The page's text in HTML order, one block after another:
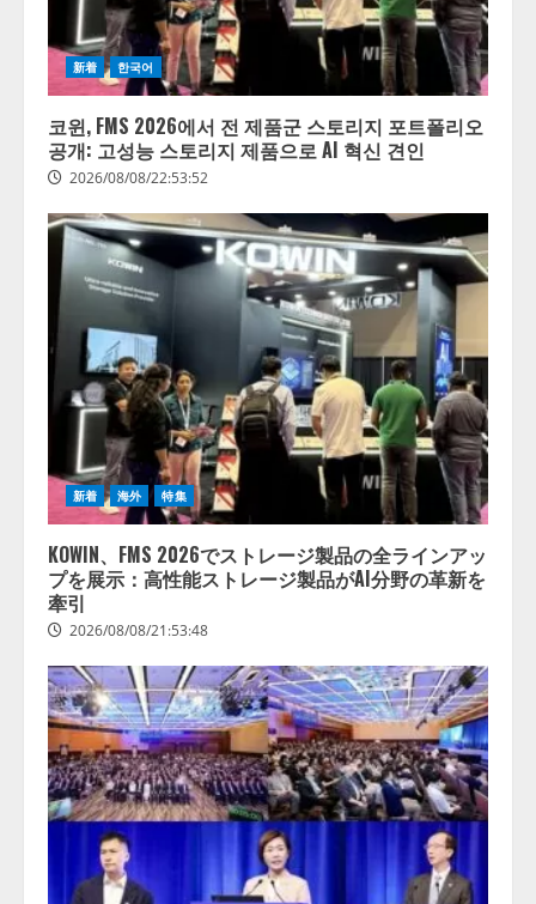
新着 한국어
코윈, FMS 2026에서 전 제품군 스토리지 포트폴리오
공개: 고성능 스토리지 제품으로 AI 혁신 견인
2026/08/08/22:53:52
新着 海外 特集
KOWIN、FMS 2026でストレージ製品の全ラインアッ
プを展示：高性能ストレージ製品がAI分野の革新を
牽引
2026/08/08/21:53:48